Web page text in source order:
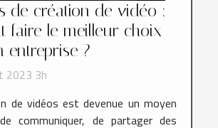
de création de vidéo :
faire le meilleur choix
entreprise ?
2023 3h
de vidéos est devenue un moyen
communiquer, de partager des